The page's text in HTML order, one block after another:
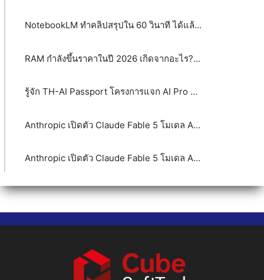
NotebookLM ทำคลิปสรุปใน 60 วินาที ได้แล้ว! รู้จัก Video Overviews ฟีเจอร์ใหม่จาก Google
RAM กำลังขึ้นราคาในปี 2026 เกิดจากอะไร? และจะส่งผลกระทบต่อผู้บริโภคและธุรกิจอย่างไร
รู้จัก TH-AI Passport โครงการแจก AI Pro ฟรี 5 ล้านสิทธิ์ จุดเปลี่ยนหรือกระแส?
Anthropic เปิดตัว Claude Fable 5 โมเดล AI ระดับ Mythos-class
Anthropic เปิดตัว Claude Fable 5 โมเดล AI ระดับ Mythos-class